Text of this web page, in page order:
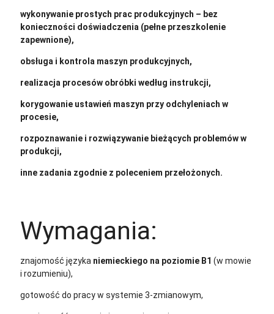
wykonywanie prostych prac produkcyjnych – bez
konieczności doświadczenia (pełne przeszkolenie
zapewnione),
obsługa i kontrola maszyn produkcyjnych,
realizacja procesów obróbki według instrukcji,
korygowanie ustawień maszyn przy odchyleniach w
procesie,
rozpoznawanie i rozwiązywanie bieżących problemów w
produkcji,
inne zadania zgodnie z poleceniem przełożonych.
Wymagania:
znajomość języka niemieckiego na poziomie B1 (w mowie
i rozumieniu),
gotowość do pracy w systemie 3-zmianowym,